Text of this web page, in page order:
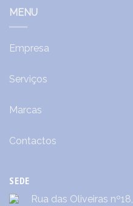
MENU
Empresa
Serviços
Marcas
Contactos
SEDE
Rua das Oliveiras nº18,